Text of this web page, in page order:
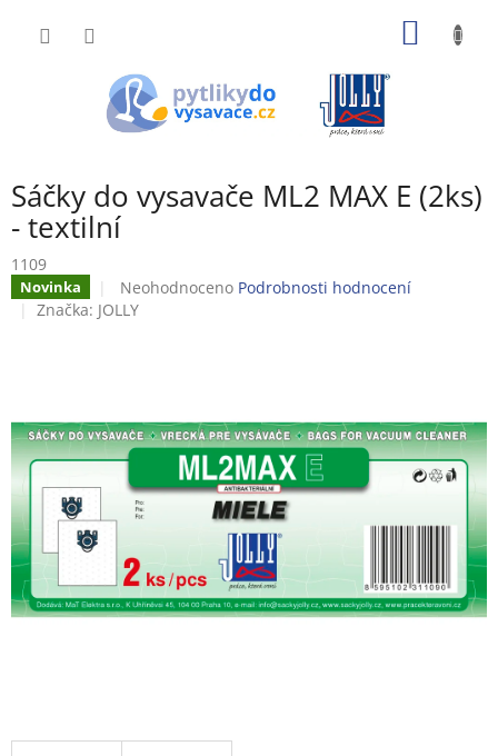
Sáčky do vysavače ML2 MAX E (2ks)
- textilní
1109
Novinka
Průměrné
hodnocení
hvězdiček.
Neohodnoceno Podrobnosti hodnocení
Značka: JOLLY